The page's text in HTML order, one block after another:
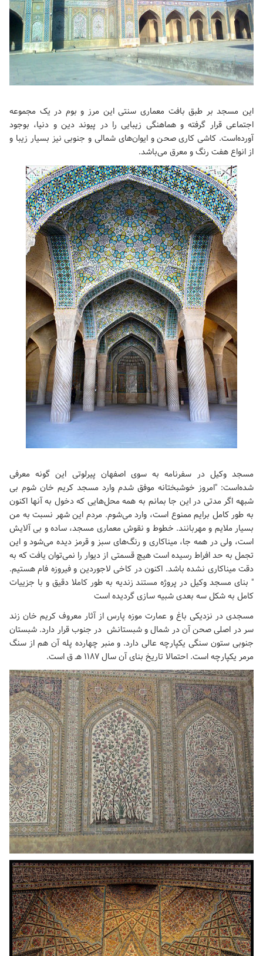
این مسجد بر طبق بافت معماری سنتی این مرز و بوم در یک مجموعه
اجتماعی قرار گرفته و هماهنگی زیبایی را در پیوند دین و دنیا، بوجود
آورده‌است. کاشی کاری صحن و ایوان‌های شمالی و جنوبی نیز بسیار زیبا و
از انواع هفت رنگ و معرق می‌باشد.
مسجد وکیل در سفرنامه به سوی اصفهان پیرلوتی این گونه معرفی
شده‌است: "امروز خوشبختانه موفق شدم وارد مسجد کریم خان شوم بی
شبهه اگر مدتی در این جا بمانم به همه محل‌هایی که دخول به آنها اکنون
به طور کامل برایم ممنوع است، وارد می‌شوم. مردم این شهر نسبت به من
بسیار ملایم و مهربانند. خطوط و نقوش معماری مسجد، ساده و بی آلایش
است، ولی در همه جا، میناکاری و رنگ‌های سبز و قرمز دیده می‌شود و این
تجمل به حد افراط رسیده‌ است هیچ قسمتی از دیوار را نمی‌توان یافت که به
دقت میناکاری نشده باشد. اکنون در کاخی لاجوردین و فیروزه فام هستیم.
" بنای مسجد وکیل در پروژه مستند زندیه به طور کاملا دقیق و با جزییات
کامل به شکل سه بعدی شبیه سازی گردیده است
مسجدی در نزدیکی باغ و عمارت موزه پارس از آثار معروف کریم خان زند
سر در اصلی صحن آن در شمال و شبستانش در جنوب قرار دارد. شبستان
جنوبی ستون سنگی یکپارچه عالی دارد. و منبر چهارده پله آن هم از سنگ
مرمر یکپارچه است. احتمالا تاریخ بنای آن سال ۱۱۸۷ هـ ق است.